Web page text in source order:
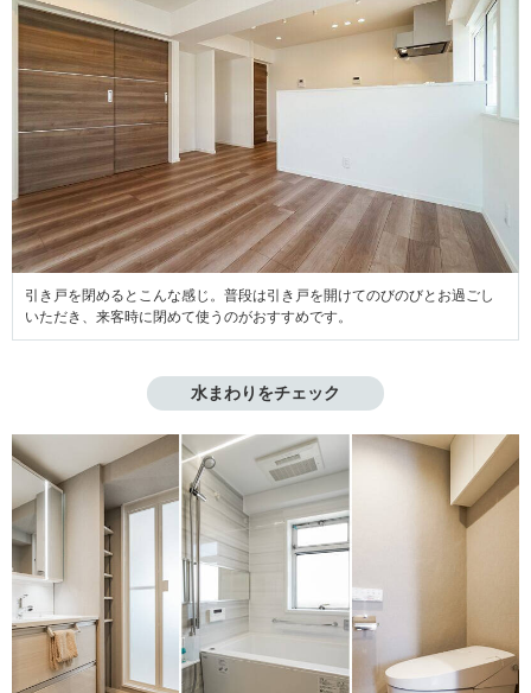
引き戸を閉めるとこんな感じ。普段は引き戸を開けてのびのびとお過ごし
いただき、来客時に閉めて使うのがおすすめです。
水まわりをチェック